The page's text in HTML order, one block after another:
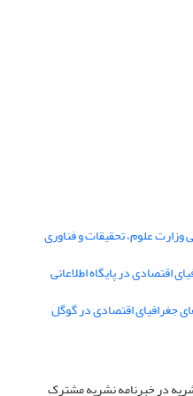
علوم، تحقیقات و فناوری
اقتصادی در پایگاه اطلاعاتی
جغرافیای اقتصادی در گوگل
در خبرنامه نشریه مشترک